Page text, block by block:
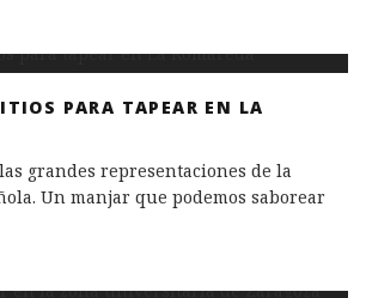
PARA TAPEAR EN LA
grandes representaciones de la
Un manjar que podemos saborear